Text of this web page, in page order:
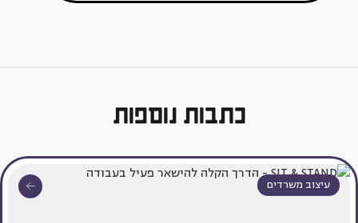
כתבות נוספות
עיצוב משרדים